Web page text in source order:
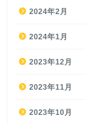
2024年2月
2024年1月
2023年12月
2023年11月
2023年10月